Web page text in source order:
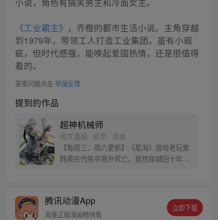
《工业霸主》 ，齐橙的都市生活小说。主角穿越
到1979年，带领工人打造工业集团。虽有小瑕
疵，但时代感强，能唤起爱国热情，还是很值得
看的。
答案问题点击 举报反馈
提到的作品
超神机械师
阅文漫画 · 机甲 · 热血
【每周三、周六更新】《星海》游戏老玩家
韩萧在代练中意外死亡，竟然穿越回十年前
心修炼。熟知游戏多个版本迭代与规则的
他，誓要在新的世界中，统领机械大军，从
腾讯动漫App
海量正版漫画畅快看
立即下载